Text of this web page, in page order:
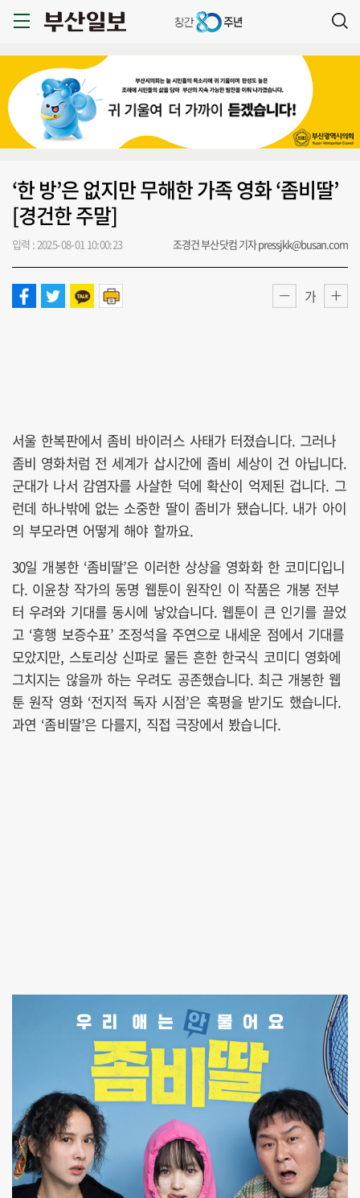
‘한 방’은 없지만 무해한 가족 영화 ‘좀비딸’
[경건한 주말]
입력 : 2025-08-01 10:00:23 조경건 부산닷컴 기자 pressjkk@busan.com
가
서울 한복판에서 좀비 바이러스 사태가 터졌습니다. 그러나
좀비 영화처럼 전 세계가 삽시간에 좀비 세상이 건 아닙니다.
군대가 나서 감염자를 사살한 덕에 확산이 억제된 겁니다. 그
런데 하나밖에 없는 소중한 딸이 좀비가 됐습니다. 내가 아이
의 부모라면 어떻게 해야 할까요.
30일 개봉한 ‘좀비딸’은 이러한 상상을 영화화 한 코미디입니
다. 이윤창 작가의 동명 웹툰이 원작인 이 작품은 개봉 전부
터 우려와 기대를 동시에 낳았습니다. 웹툰이 큰 인기를 끌었
고 ‘흥행 보증수표’ 조정석을 주연으로 내세운 점에서 기대를
모았지만, 스토리상 신파로 물든 흔한 한국식 코미디 영화에
그치지는 않을까 하는 우려도 공존했습니다. 최근 개봉한 웹
툰 원작 영화 ‘전지적 독자 시점’은 혹평을 받기도 했습니다.
과연 ‘좀비딸’은 다를지, 직접 극장에서 봤습니다.